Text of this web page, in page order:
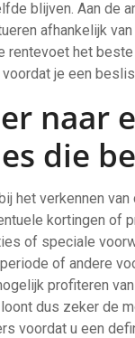
blijven. Aan de
afhankelijk
rentevoet het
je een
naar
die
het verkennen
kortingen of
of speciale
of andere
profiteren
dus zeker de
voordat u een